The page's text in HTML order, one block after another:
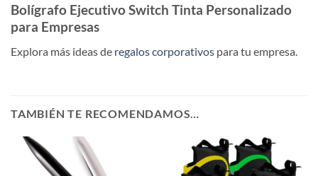
Bolígrafo Ejecutivo Switch Tinta Personalizado
para Empresas
Explora más ideas de regalos corporativos para tu empresa.
TAMBIÉN TE RECOMENDAMOS…